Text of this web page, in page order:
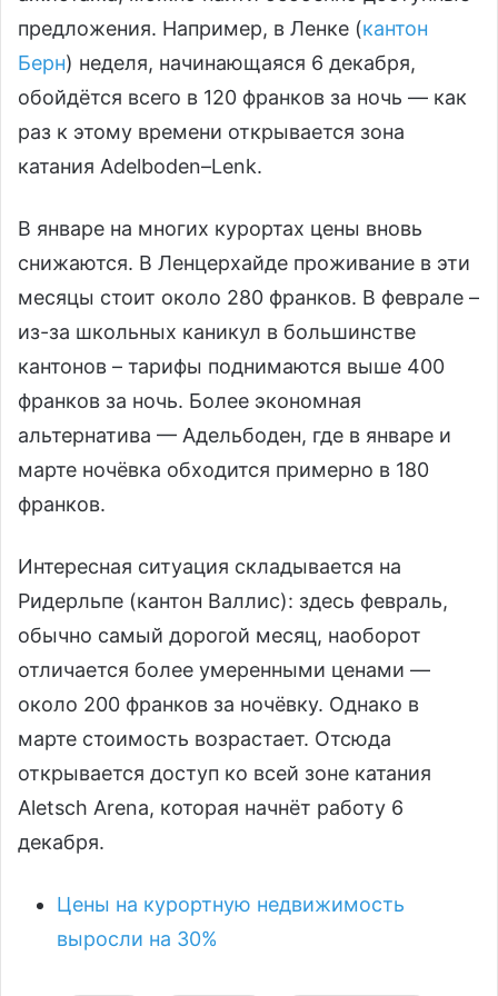
предложения. Например, в Ленке (кантон
Берн) неделя, начинающаяся 6 декабря,
обойдётся всего в 120 франков за ночь — как
раз к этому времени открывается зона
катания Adelboden–Lenk.
В январе на многих курортах цены вновь
снижаются. В Ленцерхайде проживание в эти
месяцы стоит около 280 франков. В феврале –
из-за школьных каникул в большинстве
кантонов – тарифы поднимаются выше 400
франков за ночь. Более экономная
альтернатива — Адельбоден, где в январе и
марте ночёвка обходится примерно в 180
франков.
Интересная ситуация складывается на
Ридерльпе (кантон Валлис): здесь февраль,
обычно самый дорогой месяц, наоборот
отличается более умеренными ценами —
около 200 франков за ночёвку. Однако в
марте стоимость возрастает. Отсюда
открывается доступ ко всей зоне катания
Aletsch Arena, которая начнёт работу 6
декабря.
Цены на курортную недвижимость
выросли на 30%